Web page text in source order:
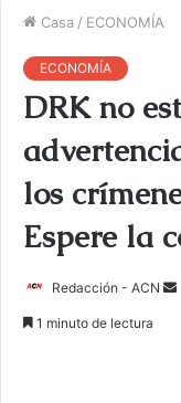
Casa / ECONOMÍA
ECONOMÍA
DRK no
los
Espere la
Redacción - ACN
1 minuto de lectura